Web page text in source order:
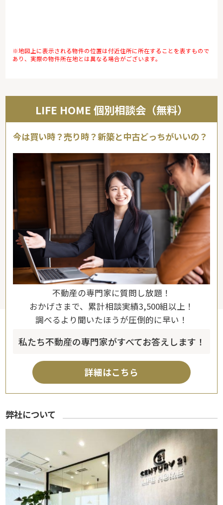
※地図上に表示される物件の位置は付近住所に所在することを表すもので
あり、実際の物件所在地とは異なる場合がございます。
LIFE HOME 個別相談会（無料）
今は買い時？売り時？新築と中古どっちがいいの？
不動産の専門家に質問し放題！
おかげさまで、累計相談実績3,500組以上！
調べるより聞いたほうが圧倒的に早い！
私たち不動産の専門家がすべてお答えします！
詳細はこちら
弊社について